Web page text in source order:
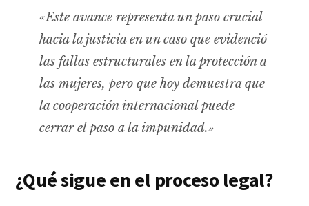
«Este avance representa un paso crucial
hacia la justicia en un caso que evidenció
las fallas estructurales en la protección a
las mujeres, pero que hoy demuestra que
la cooperación internacional puede
cerrar el paso a la impunidad.»
¿Qué sigue en el proceso legal?